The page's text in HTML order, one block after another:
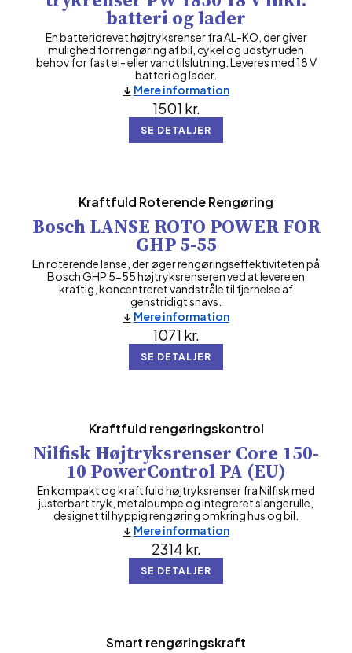
batteri og lader
En batteridrevet højtryksrenser fra AL-KO, der giver
mulighed for rengøring af bil, cykel og udstyr uden
behov for fast el- eller vandtilslutning. Leveres med 18 V
batteri og lader.
1501 kr.
SE DETALJER
Mere information
Kraftfuld Roterende Rengøring
Bosch LANSE ROTO POWER FOR
GHP 5-55
En roterende lanse, der øger rengøringseffektiviteten på
Bosch GHP 5-55 højtryksrenseren ved at levere en
kraftig, koncentreret vandstråle til fjernelse af
genstridigt snavs.
1071 kr.
SE DETALJER
Mere information
Kraftfuld rengøringskontrol
Nilfisk Højtryksrenser Core 150-
10 PowerControl PA (EU)
En kompakt og kraftfuld højtryksrenser fra Nilfisk med
justerbart tryk, metalpumpe og integreret slangerulle,
designet til hyppig rengøring omkring hus og bil.
2314 kr.
SE DETALJER
Mere information
Smart rengøringskraft